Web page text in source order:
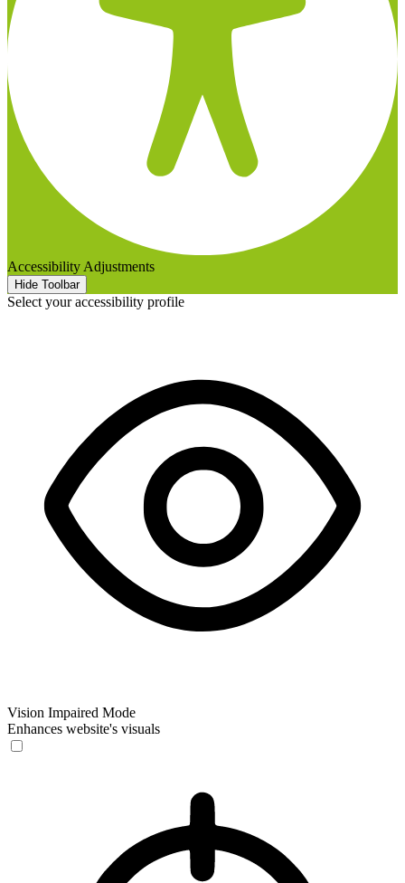
Accessibility Adjustments
Hide Toolbar
Select your accessibility profile
Vision Impaired Mode
Enhances website's visuals